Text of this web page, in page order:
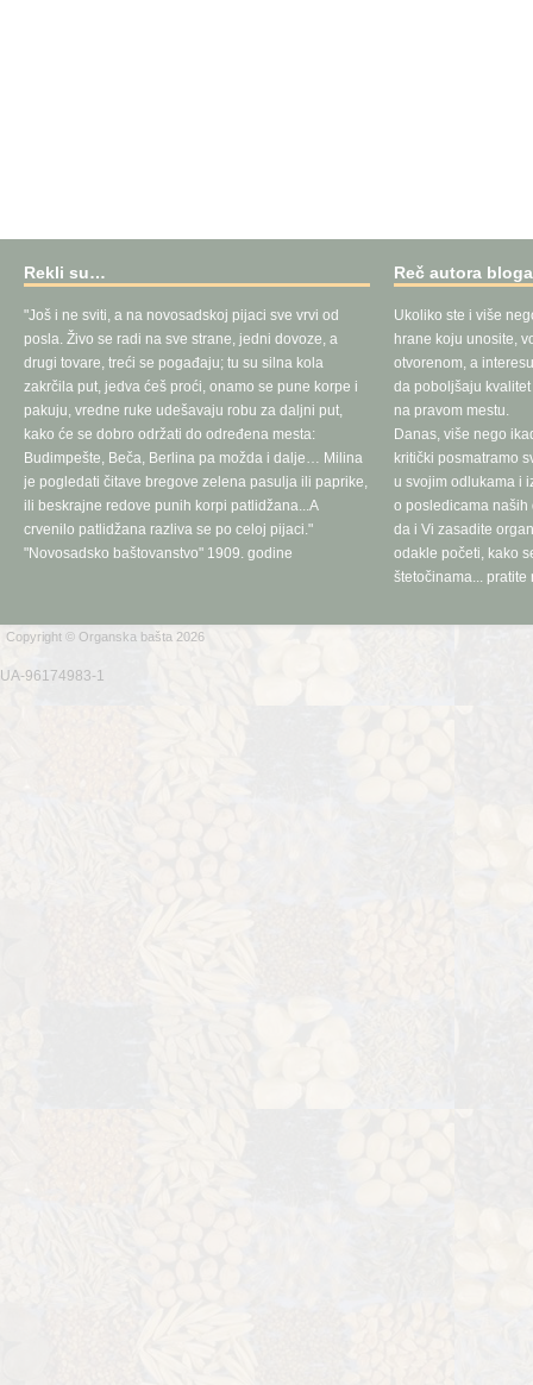
Rekli su…
"Još i ne sviti, a na novosadskoj pijaci sve vrvi od
posla. Živo se radi na sve strane, jedni dovoze, a
drugi tovare, treći se pogađaju; tu su silna kola
zakrčila put, jedva ćeš proći, onamo se pune korpe i
pakuju, vredne ruke udešavaju robu za daljni put,
kako će se dobro održati do određena mesta:
Budimpešte, Beča, Berlina pa možda i dalje… Milina
je pogledati čitave bregove zelena pasulja ili paprike,
ili beskrajne redove punih korpi patlidžana...A
crvenilo patlidžana razliva se po celoj pijaci."
"Novosadsko baštovanstvo" 1909. godine
Reč autora
Ukoliko ste i više
hrane koju unosite,
otvorenom, a
da poboljšaju
na pravom mestu.
Danas, više nego
kritički posmatramo
u svojim odlukama i
o posledicama naših
da i Vi zasadite
odakle početi, kako
štetočinama... pratite
Copyright © Organska bašta 2026
UA-96174983-1